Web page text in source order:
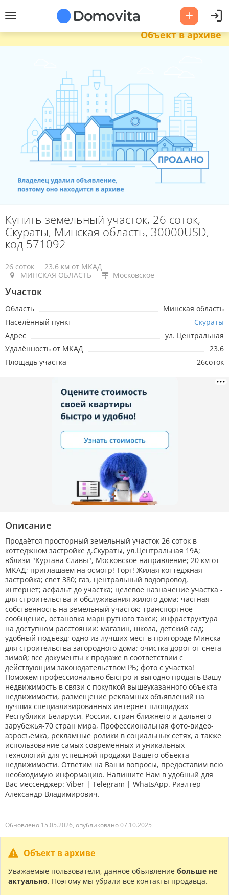
Объект в архиве
Купить земельный участок, 26 соток,
Скураты, Минская область, 30000USD,
код 571092
26 соток
23.6 км от МКАД
МИНСКАЯ ОБЛАСТЬ
Московское
Участок
Область
Минская область
Населённый пункт
Скураты
Адрес
ул. Центральная
Удалённость от МКАД
23.6
Площадь участка
26соток
Описание
Продаётся просторный земельный участок 26 соток в
коттеджном застройке д.Скураты, ул.Центральная 19А;
вблизи "Кургана Славы", Московское направление; 20 км от
МКАД; приглашаем на осмотр! Торг! Жилая коттеджная
застройка; свет 380; газ, центральный водопровод,
интернет; асфальт до участка; целевое назначение участка -
для строительства и обслуживания жилого дома; частная
собственность на земельный участок; транспортное
сообщение, остановка маршрутного такси; инфраструктура
на доступном расстоянии: магазин, школа, детский сад;
удобный подъезд; одно из лучших мест в пригороде Минска
для строительства загородного дома; очистка дорог от снега
зимой; все документы к продаже в соответствии с
действующим законодательством РБ; фото с участка!
Поможем профессионально быстро и выгодно продать Вашу
недвижимость в связи с покупкой вышеуказанного объекта
недвижимости, размещение рекламных объявлений на
лучших специализированных интернет площадках
Республики Беларуси, России, стран ближнего и дальнего
зарубежья-70 стран мира, Профессиональная фото-видео-
аэросъемка, рекламные ролики в социальных сетях, а также
использование самых современных и уникальных
технологий для успешной продажи Вашего объекта
недвижимости. Ответим на Ваши вопросы, предоставим всю
необходимую информацию. Напишите Нам в удобный для
Вас мессенджер: Viber | Telegram | WhatsApp. Риэлтер
Александр Владимирович.
Обновлено 15.05.2026, опубликовано 07.10.2025
Объект в архиве
Уважаемые пользователи, данное объявление больше не
актуально. Поэтому мы убрали все контакты продавца.